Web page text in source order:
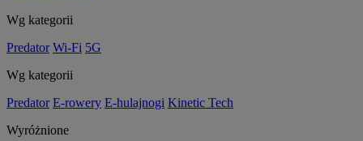
Wg kategorii
Predator Wi-Fi 5G
Wg kategorii
Predator E-rowery E-hulajnogi Kinetic Tech
Wyróżnione